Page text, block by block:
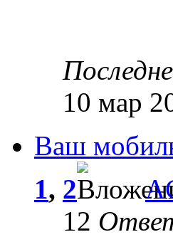
10 мар
Ваш
1, 2
12